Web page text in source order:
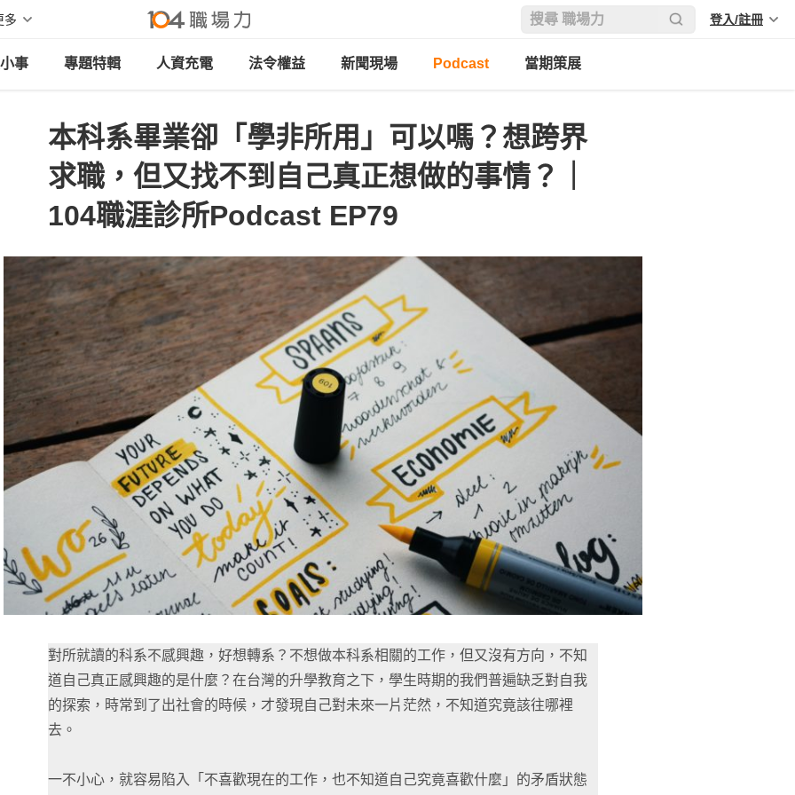
多 登入/註冊
事 專題特輯 人資充電 法令權益 新聞現場 Podcast 當期策展
本科系畢業卻「學非所用」可以嗎？想跨界
求職，但又找不到自己真正想做的事情？｜
104職涯診所Podcast EP79
對所就讀的科系不感興趣，好想轉系？不想做本科系相關的工作，但又沒有方向，不知
道自己真正感興趣的是什麼？在台灣的升學教育之下，學生時期的我們普遍缺乏對自我
的探索，時常到了出社會的時候，才發現自己對未來一片茫然，不知道究竟該往哪裡
去。
一不小心，就容易陷入「不喜歡現在的工作，也不知道自己究竟喜歡什麼」的矛盾狀態